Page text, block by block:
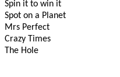
Spin it to win it
Spot on a Planet
Mrs Perfect
Crazy Times
The Hole